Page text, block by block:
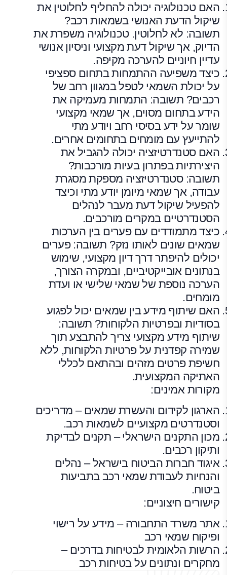
האם טכנולוגיה יכולה להחליף לחלוטין את
שיקול הדעת האנושי בשמאות רכב?
תשובה: לא לחלוטין. טכנולוגיה משפרת את
הדיוק, אך שיקול דעת מקצועי וניסיון אנושי
עדיין חיוניים להערכה מקיפה.
כיצד משפיעה ההתמחות בתחום ספציפי
על יכולת השמאי לטפל במגוון רחב של
רכבים? תשובה: התמחות מעמיקה את
הידע בתחום מסוים, אך שמאי מקצועי
שומר על ידע בסיסי רחב ויודע מתי
להתייעץ עם מומחים בתחומים אחרים.
האם סטנדרטיזציה יכולה להגביל את
היצירתיות בפתרון בעיות מורכבות?
תשובה: סטנדרטיזציה מספקת מסגרת
עבודה, אך שמאי מיומן יודע מתי וכיצד
להפעיל שיקול דעת מעבר לנהלים
הסטנדרטיים במקרים מורכבים.
כיצד מתמודדים עם פערים בין הערכות
שמאים שונים לאותו נזק? תשובה: פערים
יכולים להיפתר דרך דיון מקצועי, שימוש
בנתונים אובייקטיביים, ובמקרה הצורך,
הערכה נוספת של שמאי שלישי או ועדת
מומחים.
האם שיתוף מידע בין שמאים יכול לפגוע
בסודיות ובפרטיות הלקוחות? תשובה:
שיתוף מידע מקצועי צריך להתבצע תוך
שמירה קפדנית על פרטיות הלקוחות, ללא
חשיפת פרטים מזהים ובהתאם לכללי
האתיקה המקצועית.
מקורות אמינים:
הארגון לקידום והעשרת שמאים – מדריכים
וסטנדרטים מקצועיים לשמאות רכב.
מכון התקנים הישראלי – תקנים לבדיקת
ותיקון רכבים.
איגוד חברות הביטוח בישראל – נהלים
והנחיות לעבודת שמאי רכב בתביעות
ביטוח.
קישורים חיצוניים:
אתר משרד התחבורה – מידע על רישוי
ופיקוח שמאי רכב
הרשות הלאומית לבטיחות בדרכים –
מחקרים ונתונים על בטיחות רכב